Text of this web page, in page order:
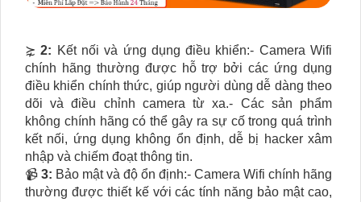
⋩2: Kết nối và ứng dụng điều khiển:- Camera Wifi
chính hãng thường được hỗ trợ bởi các ứng dụng
điều khiển chính thức, giúp người dùng dễ dàng theo
dõi và điều chỉnh camera từ xa.- Các sản phẩm
không chính hãng có thể gây ra sự cố trong quá trình
kết nối, ứng dụng không ổn định, dễ bị hacker xâm
nhập và chiếm đoạt thông tin.
📹 3: Bảo mật và độ ổn định:- Camera Wifi chính hãng
thường được thiết kế với các tính năng bảo mật cao,